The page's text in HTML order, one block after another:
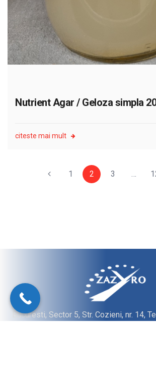
Nutrient Agar / Geloza simpla
citeste mai mult
1 2 3 …
Bucuresti, Sector 5, Str. Cozieni, nr. 14,